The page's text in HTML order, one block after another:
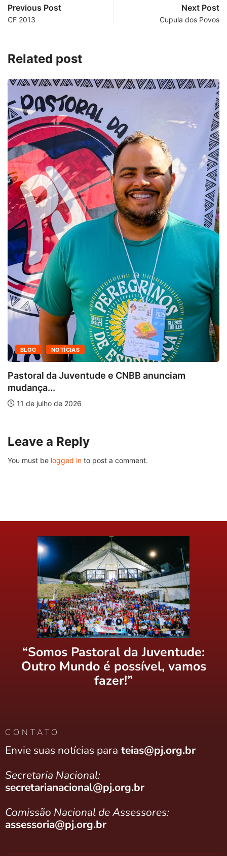
Previous Post
CF 2013
Next Post
Cupula dos Povos
Related post
BLOG NOTÍCIAS
Pastoral da Juventude e CNBB anunciam
mudança...
11 de julho de 2026
Leave a Reply
You must be logged in to post a comment.
“Somos Pastoral da Juventude:
Outro Mundo é possível, vamos
fazer!”
CONTATO
Envie suas notícias para teias@pj.org.br
Secretaria Nacional:
secretarianacional@pj.org.br
Comissão Nacional de Assessores:
assessoria@pj.org.br